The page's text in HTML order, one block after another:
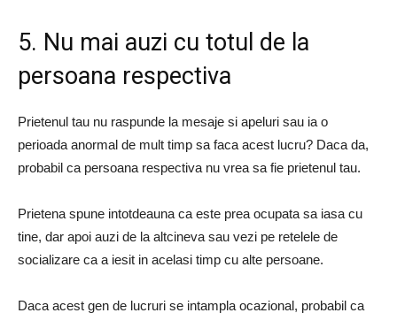
5. Nu mai auzi cu totul de la
persoana respectiva
Prietenul tau nu raspunde la mesaje si apeluri sau ia o
perioada anormal de mult timp sa faca acest lucru? Daca da,
probabil ca persoana respectiva nu vrea sa fie prietenul tau.
Prietena spune intotdeauna ca este prea ocupata sa iasa cu
tine, dar apoi auzi de la altcineva sau vezi pe retelele de
socializare ca a iesit in acelasi timp cu alte persoane.
Daca acest gen de lucruri se intampla ocazional, probabil ca